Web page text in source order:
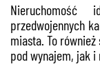
przedwojennych
miasta. To
pod wynajem, jak i